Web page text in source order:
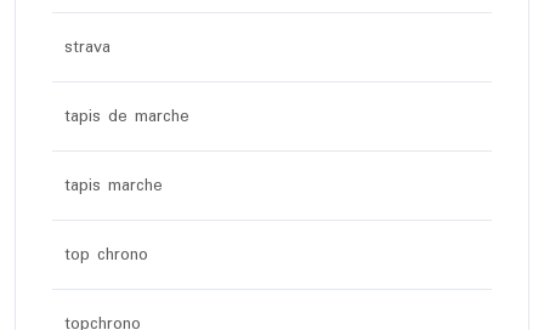
strava
tapis de marche
tapis marche
top chrono
topchrono